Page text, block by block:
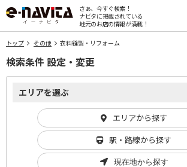
さぁ、今すぐ検索！
ナビタに掲載されている
地元のお店の情報が満載！
トップ その他 衣料縫製・リフォーム
検索条件 設定・変更
エリアを選ぶ
エリアから探す
駅・路線から探す
現在地から探す